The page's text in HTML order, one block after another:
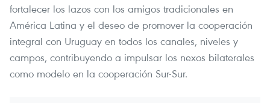
fortalecer los lazos con los amigos tradicionales en
América Latina y el deseo de promover la cooperación
integral con Uruguay en todos los canales, niveles y
campos, contribuyendo a impulsar los nexos bilaterales
como modelo en la cooperación Sur-Sur.